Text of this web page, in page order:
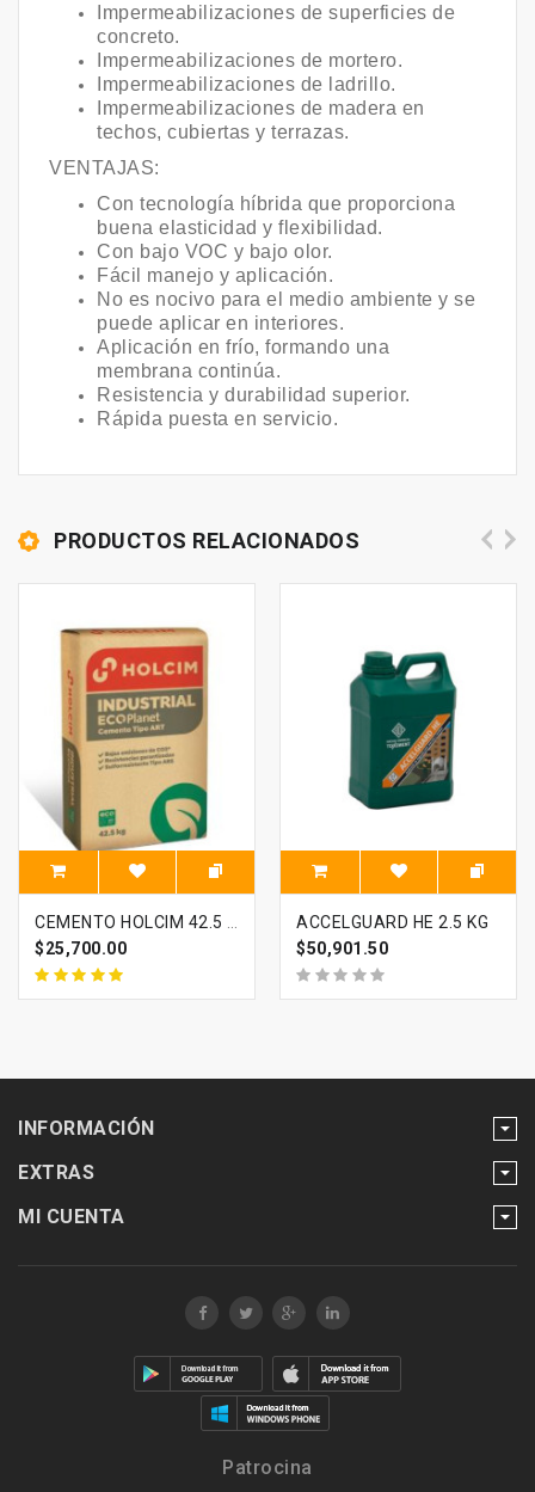
Impermeabilizaciones de superficies de
concreto.
Impermeabilizaciones de mortero.
Impermeabilizaciones de ladrillo.
Impermeabilizaciones de madera en
techos, cubiertas y terrazas.
VENTAJAS:
Con tecnología híbrida que proporciona
buena elasticidad y flexibilidad.
Con bajo VOC y bajo olor.
Fácil manejo y aplicación.
No es nocivo para el medio ambiente y se
puede aplicar en interiores.
Aplicación en frío, formando una
membrana continúa.
Resistencia y durabilidad superior.
Rápida puesta en servicio.
PRODUCTOS RELACIONADOS
CEMENTO HOLCIM 42.5 KG EXCLUSIVO ONLINE
$25,700.00
ACCELGUARD HE 2.5 KG
$50,901.50
INFORMACIÓN
EXTRAS
MI CUENTA
Patrocina